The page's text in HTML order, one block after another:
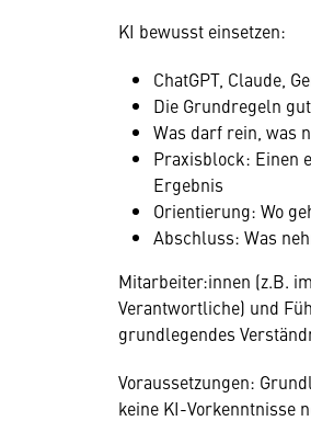
KI bewusst einsetzen:
ChatGPT, Claude,
Die Grundregeln
Was darf rein, was
Praxisblock: Einen
Ergebnis
Orientierung: Wo
Abschluss: Was
Mitarbeiter:innen (z.B.
Verantwortliche) und
grundlegendes
Voraussetzungen:
keine KI-Vorkenntnisse